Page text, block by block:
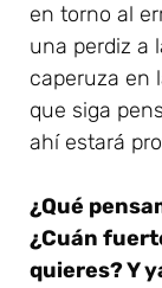
en torno al
una perdiz a
caperuza en
que siga
ahí estará
¿Qué
¿Cuán
quieres? Y